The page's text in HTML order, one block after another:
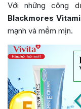
Với những công
Blackmores
mạnh và mềm mịn.